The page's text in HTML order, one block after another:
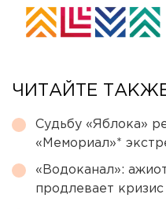
ЧИТАЙТЕ
Судьбу «Яблока»
«Мемориал»*
«Водоканал»:
продлевает